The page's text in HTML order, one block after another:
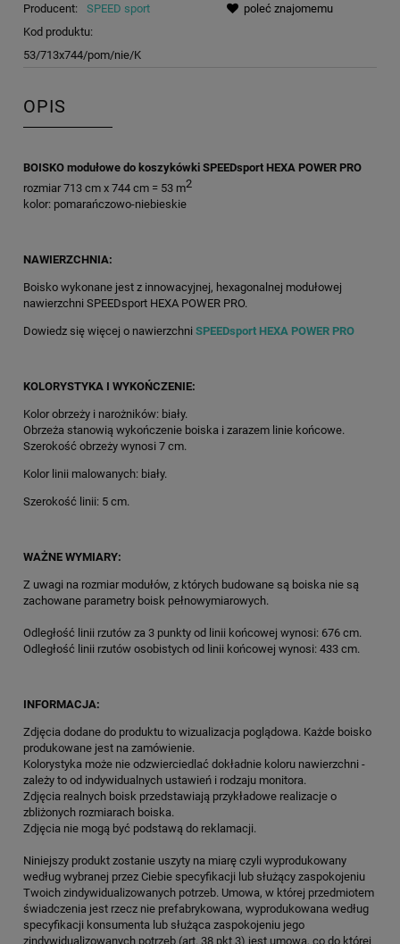
Producent:
SPEED sport
Kod produktu:
53/713x744/pom/nie/K
poleć znajomemu
OPIS
BOISKO modułowe do koszykówki SPEEDsport HEXA POWER PRO
rozmiar 713 cm x 744 cm = 53 m2
kolor: pomarańczowo-niebieskie
NAWIERZCHNIA:
Boisko wykonane jest z innowacyjnej, hexagonalnej modułowej
nawierzchni SPEEDsport HEXA POWER PRO.
Dowiedz się więcej o nawierzchni SPEEDsport HEXA POWER PRO
KOLORYSTYKA I WYKOŃCZENIE:
Kolor obrzeży i narożników: biały.
Obrzeża stanowią wykończenie boiska i zarazem linie końcowe.
Szerokość obrzeży wynosi 7 cm.
Kolor linii malowanych: biały.
Szerokość linii: 5 cm.
WAŻNE WYMIARY:
Z uwagi na rozmiar modułów, z których budowane są boiska nie są
zachowane parametry boisk pełnowymiarowych.
Odległość linii rzutów za 3 punkty od linii końcowej wynosi: 676 cm.
Odległość linii rzutów osobistych od linii końcowej wynosi: 433 cm.
INFORMACJA:
Zdjęcia dodane do produktu to wizualizacja poglądowa. Każde boisko
produkowane jest na zamówienie.
Kolorystyka może nie odzwierciedlać dokładnie koloru nawierzchni -
zależy to od indywidualnych ustawień i rodzaju monitora.
Zdjęcia realnych boisk przedstawiają przykładowe realizacje o
zbliżonych rozmiarach boiska.
Zdjęcia nie mogą być podstawą do reklamacji.
Niniejszy produkt zostanie uszyty na miarę czyli wyprodukowany
według wybranej przez Ciebie specyfikacji lub służący zaspokojeniu
Twoich zindywidualizowanych potrzeb. Umowa, w której przedmiotem
świadczenia jest rzecz nie prefabrykowana, wyprodukowana według
specyfikacji konsumenta lub służąca zaspokojeniu jego
zindywidualizowanych potrzeb (art. 38 pkt 3) jest umową, co do której